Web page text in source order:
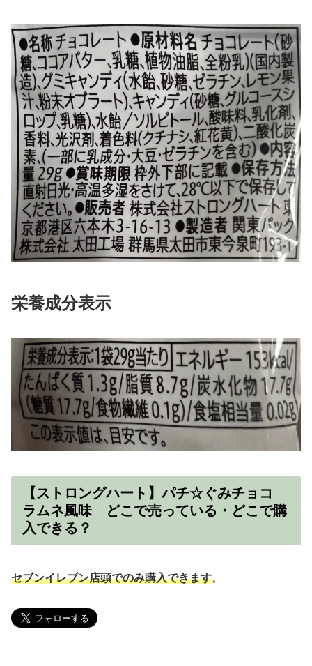
栄養成分表示
【ストロングハート】パチ☆ぐみチョコ
ラムネ風味 どこで売っている・どこで購
入できる？
セブンイレブン店頭でのみ購入できます。